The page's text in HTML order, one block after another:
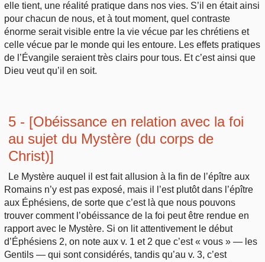
elle tient, une réalité pratique dans nos vies. S’il en était ainsi
pour chacun de nous, et à tout moment, quel contraste
énorme serait visible entre la vie vécue par les chrétiens et
celle vécue par le monde qui les entoure. Les effets pratiques
de l’Évangile seraient très clairs pour tous. Et c’est ainsi que
Dieu veut qu’il en soit.
5 - [Obéissance en relation avec la foi
au sujet du Mystère (du corps de
Christ)]
Le Mystère auquel il est fait allusion à la fin de l’épître aux
Romains n’y est pas exposé, mais il l’est plutôt dans l’épître
aux Éphésiens, de sorte que c’est là que nous pouvons
trouver comment l’obéissance de la foi peut être rendue en
rapport avec le Mystère. Si on lit attentivement le début
d’Éphésiens 2, on note aux v. 1 et 2 que c’est « vous » — les
Gentils — qui sont considérés, tandis qu’au v. 3, c’est